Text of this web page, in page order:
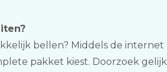
bellen? Middels de
pakket kiest. Doorzoek